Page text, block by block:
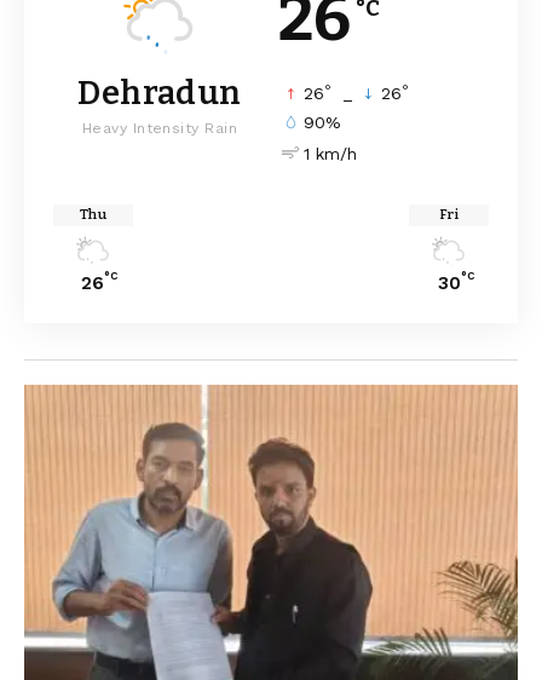
26 °C
Dehradun
Heavy Intensity Rain
26° 26°
90%
1 km/h
Thu
26°C
Fri
30°C